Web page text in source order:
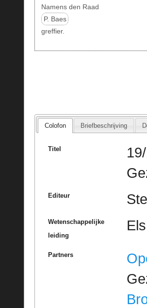
Namens den Raad
P. Baes
greffier.
Colofon Briefbeschrijving
Titel
Editeur
Wetenschappelijke
leiding
Partners